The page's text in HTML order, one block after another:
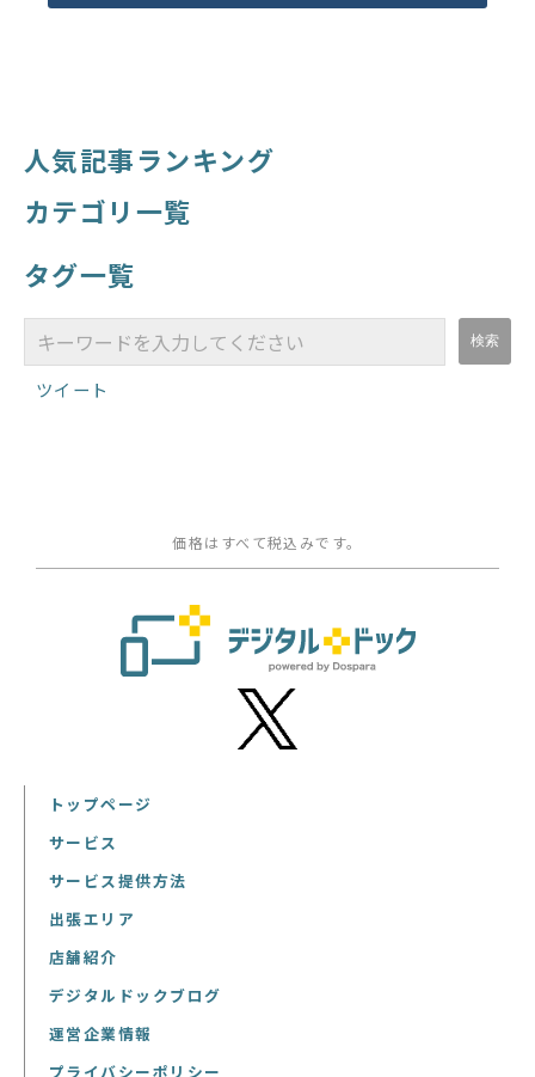
人気記事ランキング
カテゴリ一覧
タグ一覧
ツイート
価格はすべて税込みです。
トップページ
サービス
サービス提供方法
出張エリア
店舗紹介
デジタルドックブログ
運営企業情報
プライバシーポリシー